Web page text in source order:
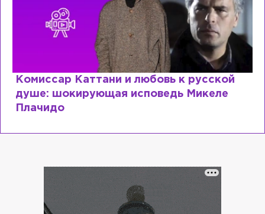
Специалист с напрасным дипломом:
почему мир разочаровался в высшем
образовании?